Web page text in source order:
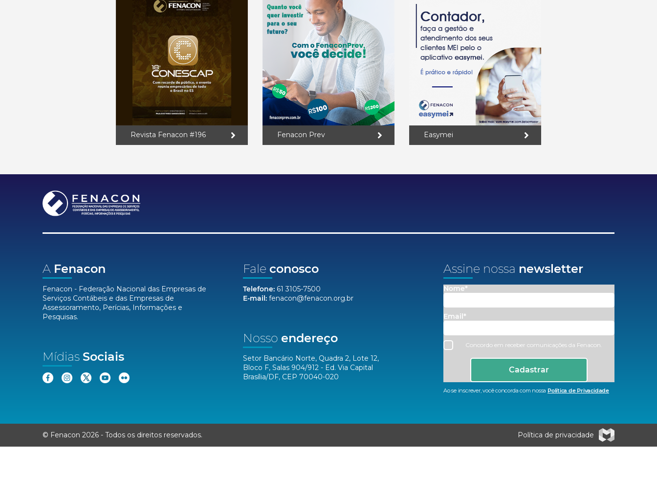
Revista Fenacon #196 Fenacon Prev Easymei
A Fenacon
Fenacon - Federação Nacional das Empresas de
Serviços Contábeis e das Empresas de
Assessoramento, Perícias, Informações e
Pesquisas.
Mídias Sociais
Fale conosco
Telefone: 61 3105-7500
E-mail: fenacon@fenacon.org.br
Nosso endereço
Setor Bancário Norte, Quadra 2, Lote 12,
Bloco F, Salas 904/912 - Ed. Via Capital
Brasília/DF, CEP 70040-020
Assine nossa newsletter
Nome*
Email*
Concordo em receber comunicações da Fenacon.
Cadastrar
Ao se inscrever, você concorda com nossa Política de Privacidade
© Fenacon 2026 - Todos os direitos reservados. Política de privacidade